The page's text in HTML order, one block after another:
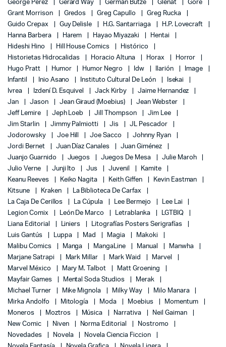
George Perez
Gerard Way Germán Butze Glénat
Gore
Grant Morrison
Gredos Greg Capullo
Greg Rucka
Guido Crepax
Guy Delisle H.G. Santarriaga
H.P. Lovecraft
Hanna Barbera
Harem Hayao Miyazaki
Hentai
Hideshi Hino
Hill House Comics
Histórico
Historietas Hidrocalidas
Horacio Altuna Horax
Horror
Hugo Pratt
Humor Humor Negro Idw Ilarión
Image
Infantil
Inio Asano Instituto Cultural De León
Isekai
Ivrea
Izdení D. Esquivel Jack Kirby
Jaime Hernandez
Jan
Jason Jean Giraud (Moebius)
Jean Webster
Jeff Lemire
Jeph Loeb Jill Thompson
Jim Lee
Jim Starlin
Jimmy Palmiotti Jis
JL Pescador
Jodorowsky
Joe Hill Joe Sacco
Johnny Ryan
Jordi Bernet
Juan Díaz Canales
Juan Giménez
Juanjo Guarnido
Juegos Juegos De Mesa
Julie Maroh
Julio Verne
Junji Ito Jus Juvenil
Kamite
Keanu Reeves
Keiko Nagita Keith Giffen
Kevin Eastman
Kitsune
Kraken
La Biblioteca De Carfax
La Caja De Cerillos
La Cúpula Lee Bermejo
Lee Lai
Legion Comix
León De Marco Letrablanka
LGTBIQ
Liana Editorial
Liniers
Litografías Posters Serigrafías
Luis Gantús
Luppa Mad Magia
Makoki
Malibu Comics
Manga MangaLine Manual
Manwha
Marjane Satrapi
Mark Millar Mark Waid
Marvel
Marvel México
Mary M. Talbot
Matt Groening
Mayfair Games
Mental Soda Studios
Merak
Michael Turner
Mike Mignola Milky Way
Milo Manara
Mirka Andolfo
Mitología Moda Moebius
Momentum
Moneros
Moztros Música Narrativa
Neil Gaiman
New Comic
Niven Norma Editorial
Nostromo
Novedades
Novela
Novela Ciencia Ficcion